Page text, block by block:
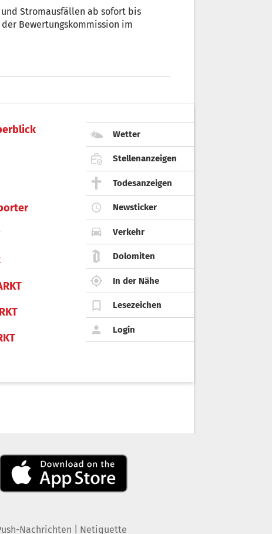
Stromausfällen ab sofort bis
Bewertungskommission im
Wetter
Stellenanzeigen
Todesanzeigen
Newsticker
Verkehr
Dolomiten
In der Nähe
Lesezeichen
Login
Nachrichten Netiquette